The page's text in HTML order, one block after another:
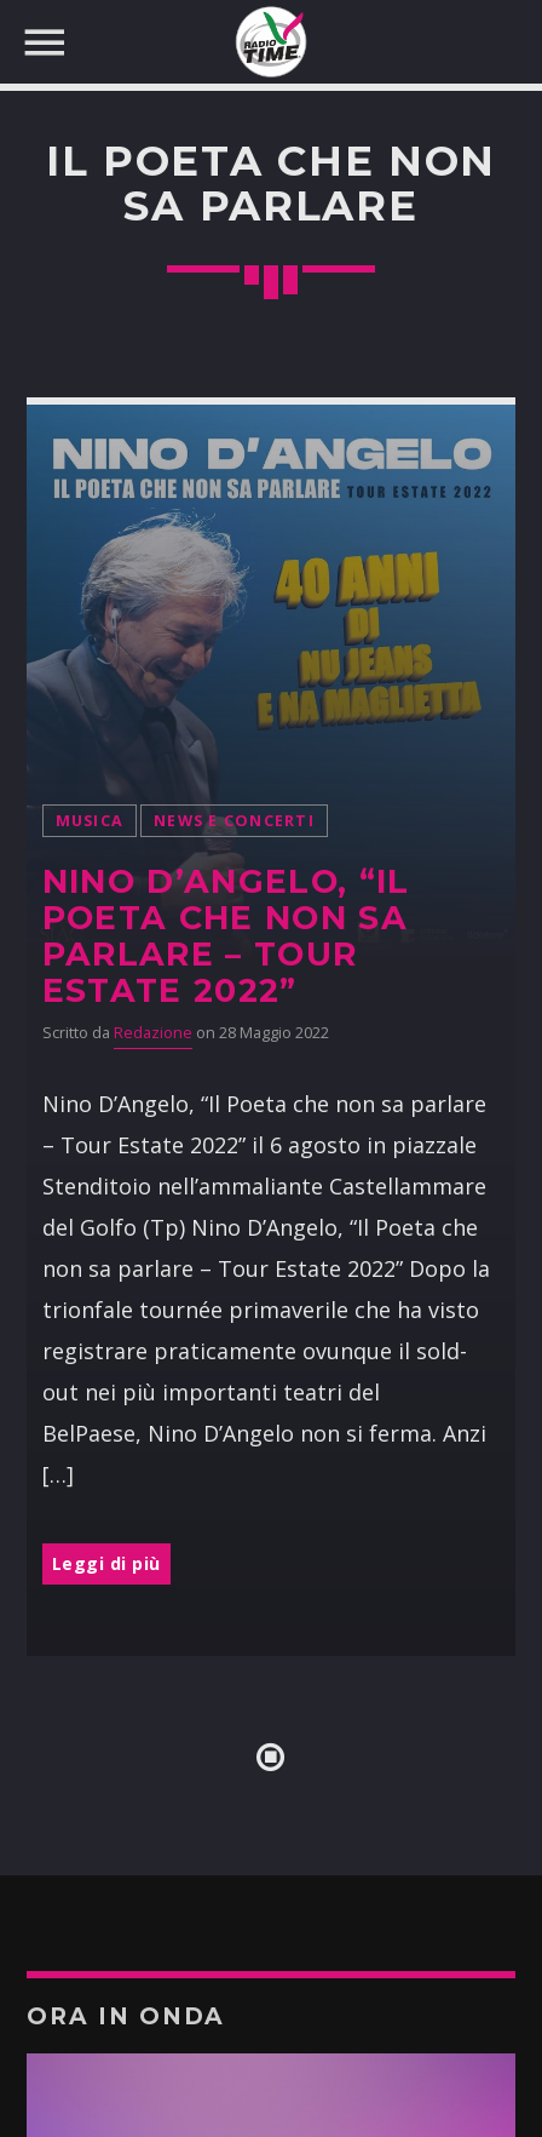
CERCA NEL SITO WEB:
IL POETA CHE NON
SA PARLARE
MUSICA NEWS E CONCERTI
NINO D’ANGELO, “IL
POETA CHE NON SA
PARLARE – TOUR
ESTATE 2022”
Scritto da Redazione on 28 Maggio 2022
Nino D’Angelo, “Il Poeta che non sa parlare
– Tour Estate 2022” il 6 agosto in piazzale
Stenditoio nell’ammaliante Castellammare
del Golfo (Tp) Nino D’Angelo, “Il Poeta che
non sa parlare – Tour Estate 2022” Dopo la
trionfale tournée primaverile che ha visto
registrare praticamente ovunque il sold-
out nei più importanti teatri del
BelPaese, Nino D’Angelo non si ferma. Anzi
[…]
Leggi di più
ORA IN ONDA